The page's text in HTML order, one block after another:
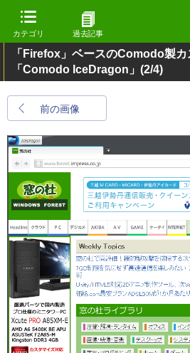
カテゴリ 過去記事
「Firefox」ベースのComodo製
「Comodo IceDragon」 (2/4)
前の画像